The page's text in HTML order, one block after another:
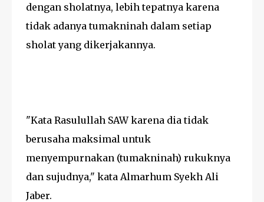
dengan sholatnya, lebih tepatnya karena
tidak adanya tumakninah dalam setiap
sholat yang dikerjakannya.
"Kata Rasulullah SAW karena dia tidak
berusaha maksimal untuk
menyempurnakan (tumakninah) rukuknya
dan sujudnya," kata Almarhum Syekh Ali
Jaber.